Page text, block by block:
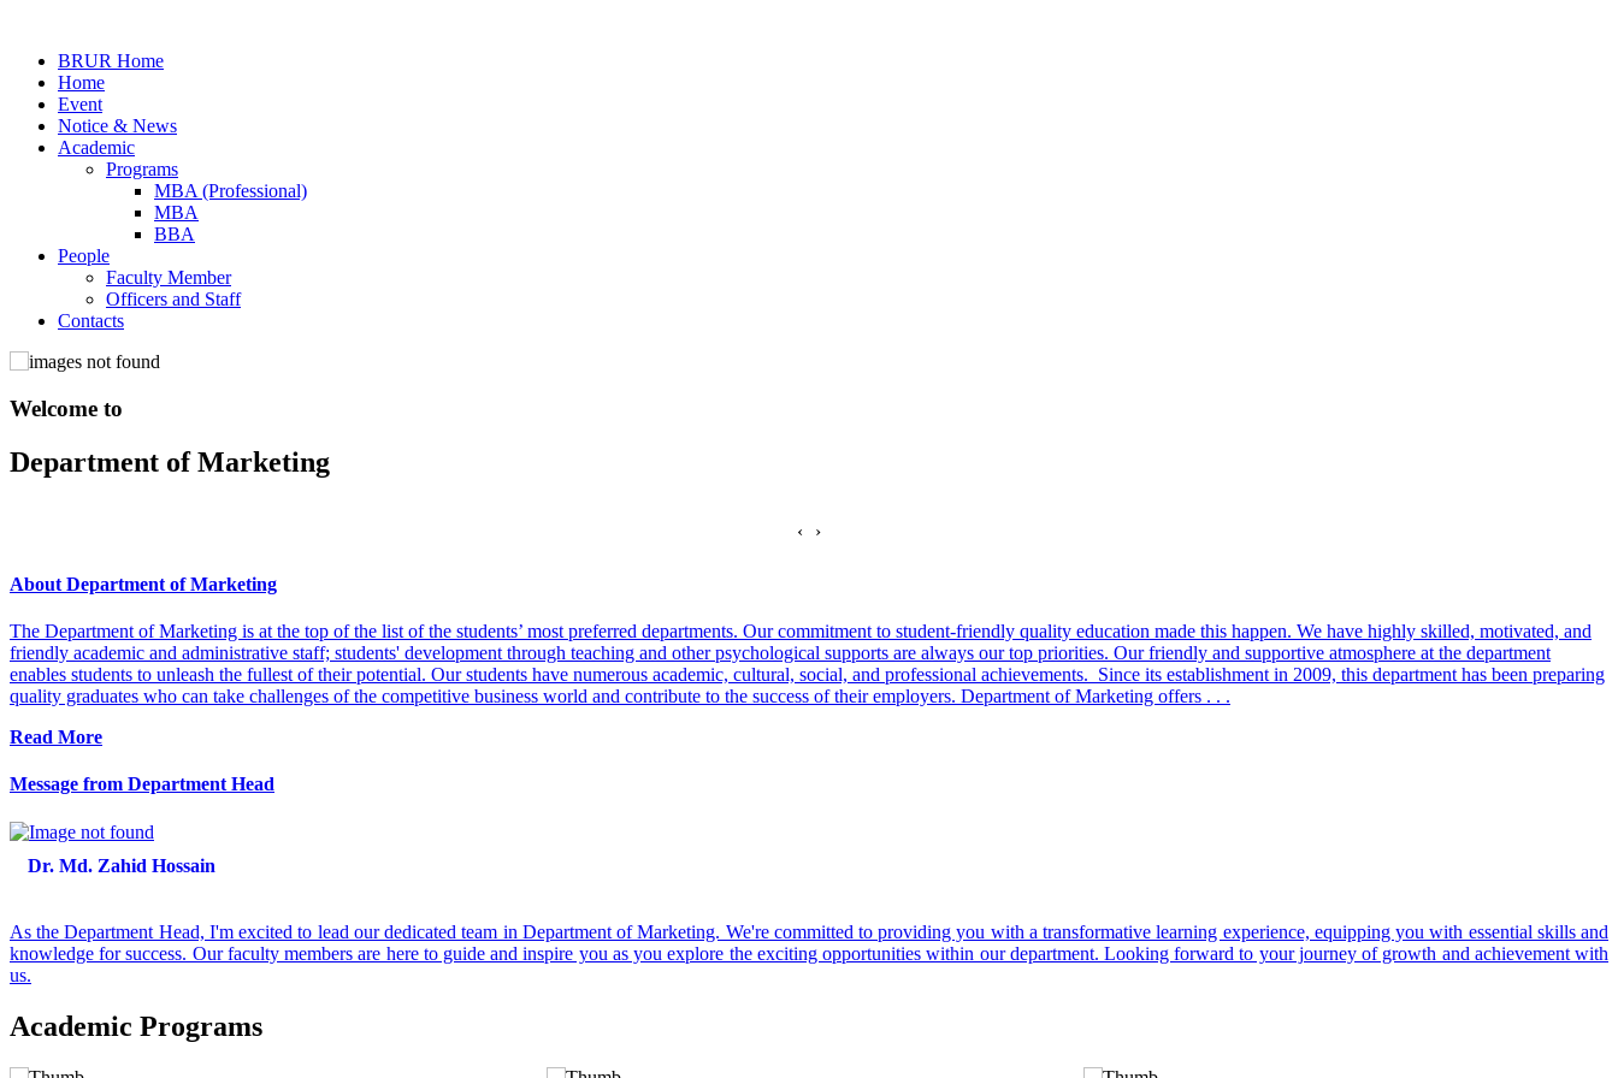
BRUR Home
Home
Event
Notice & News
Academic
Programs
MBA (Professional)
MBA
BBA
People
Faculty Member
Officers and Staff
Contacts
Welcome to
Department of Marketing
Welcome to Department of
Department of Marketing
‹ ›
About Department of Marketing
The Department of Marketing is at the top of the list of the students’ most preferred departments. Our commitment to student-friendly quality education made this happen. We have highly skilled, motivated, and
friendly academic and administrative staff; students' development through teaching and other psychological supports are always our top priorities. Our friendly and supportive atmosphere at the department
enables students to unleash the fullest of their potential. Our students have numerous academic, cultural, social, and professional achievements. Since its establishment in 2009, this department has been preparing
quality graduates who can take challenges of the competitive business world and contribute to the success of their employers. Department of Marketing offers . . .
Read More
Message from Department Head
Dr. Md. Zahid Hossain
As the Department Head, I'm excited to lead our dedicated team in Department of Marketing. We're committed to providing you with a transformative learning experience, equipping you with essential skills and
knowledge for success. Our faculty members are here to guide and inspire you as you explore the exciting opportunities within our department. Looking forward to your journey of growth and achievement with
us.
Academic Programs